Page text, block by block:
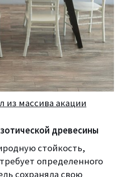
из массива акации
древесины
стойкость,
определенного
сохраняла свою